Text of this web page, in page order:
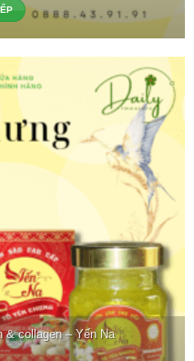
& collagen – Yến Na